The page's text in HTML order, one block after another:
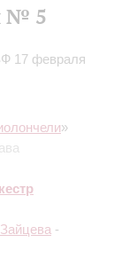
№ 5
17 февраля
»
-